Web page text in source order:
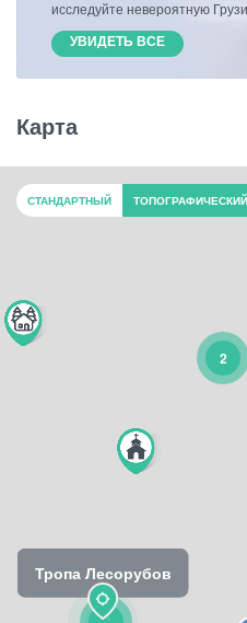
исследуйте невероятную
УВИДЕТЬ ВСЕ
Карта
Тропа Лесорубов
2
СТАНДАРТНЫЙ ТОПОГРАФИЧЕСКИЙ